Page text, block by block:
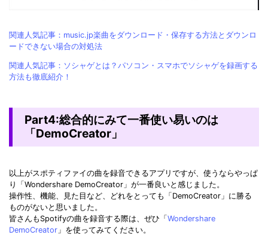
関連人気記事：music.jp楽曲をダウンロード・保存する方法とダウンロ
ードできない場合の対処法
関連人気記事：ソシャゲとは？パソコン・スマホでソシャゲを録画する
方法も徹底紹介！
Part4:総合的にみて一番使い易いのは
「DemoCreator」
以上がスポティファイの曲を録音できるアプリですが、使うならやっぱ
り「Wondershare DemoCreator」が一番良いと感じました。
操作性、機能、見た目など、どれをとっても「DemoCreator」に勝る
ものがないと思いました。
皆さんもSpotifyの曲を録音する際は、ぜひ「 Wondershare
DemoCreator 」を使ってみてください。